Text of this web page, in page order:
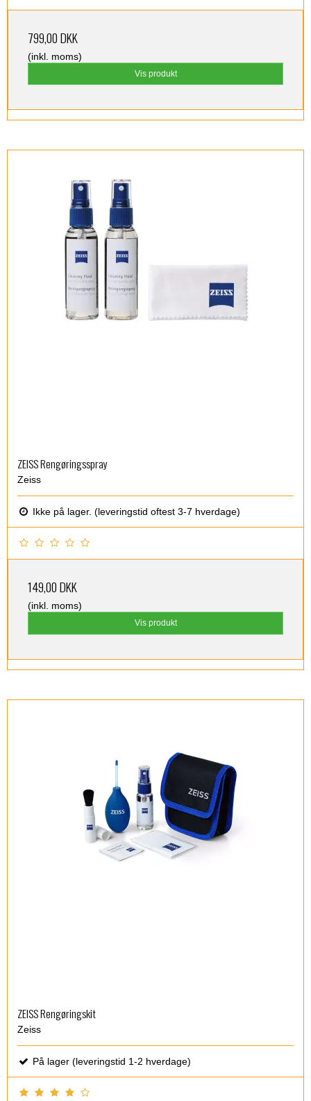
799,00 DKK
(inkl. moms)
Vis produkt
ZEISS Rengøringsspray
Zeiss
Ikke på lager. (leveringstid oftest 3-7 hverdage)
149,00 DKK
(inkl. moms)
Vis produkt
ZEISS Rengøringskit
Zeiss
På lager (leveringstid 1-2 hverdage)